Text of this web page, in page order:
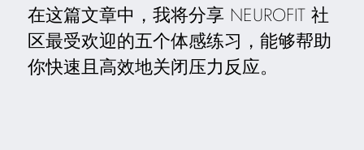
在这篇文章中，我将分享 NEUROFIT 社
区最受欢迎的五个体感练习，能够帮助
你快速且高效地关闭压力反应。